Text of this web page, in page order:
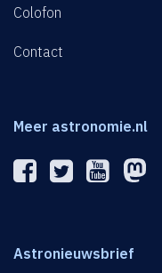
Colofon
Contact
Meer astronomie.nl
Astronieuwsbrief